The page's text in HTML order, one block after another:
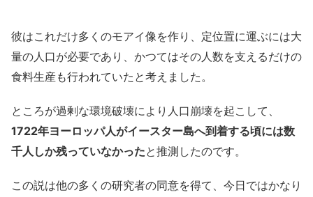
彼はこれだけ多くのモアイ像を作り、定位置に運ぶには大
量の人口が必要であり、かつてはその人数を支えるだけの
食料生産も行われていたと考えました。
ところが過剰な環境破壊により人口崩壊を起こして、
1722年ヨーロッパ人がイースター島へ到着する頃には数
千人しか残っていなかったと推測したのです。
この説は他の多くの研究者の同意を得て、今日ではかなり